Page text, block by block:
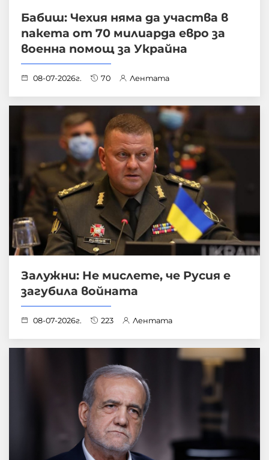
Бабиш: Чехия няма да участва в
пакета от 70 милиарда евро за
военна помощ за Украйна
08-07-2026г. 70 Лентата
Залужни: Не мислете, че Русия е
загубила войната
08-07-2026г. 223 Лентата